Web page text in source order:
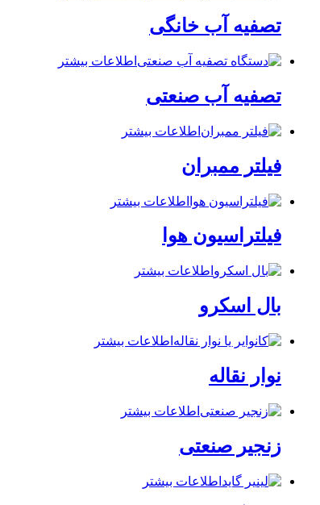
تصفیه آب خانگی
اطلاعات بیشتر
تصفیه آب صنعتی
اطلاعات بیشتر
فیلتر ممبران
اطلاعات بیشتر
فیلتراسیون هوا
اطلاعات بیشتر
بال اسکرو
اطلاعات بیشتر
نوار نقاله
اطلاعات بیشتر
زنجیر صنعتی
اطلاعات بیشتر